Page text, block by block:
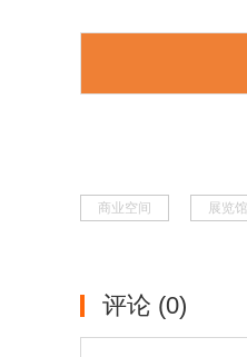
商业空间 展览馆
评论 (0)